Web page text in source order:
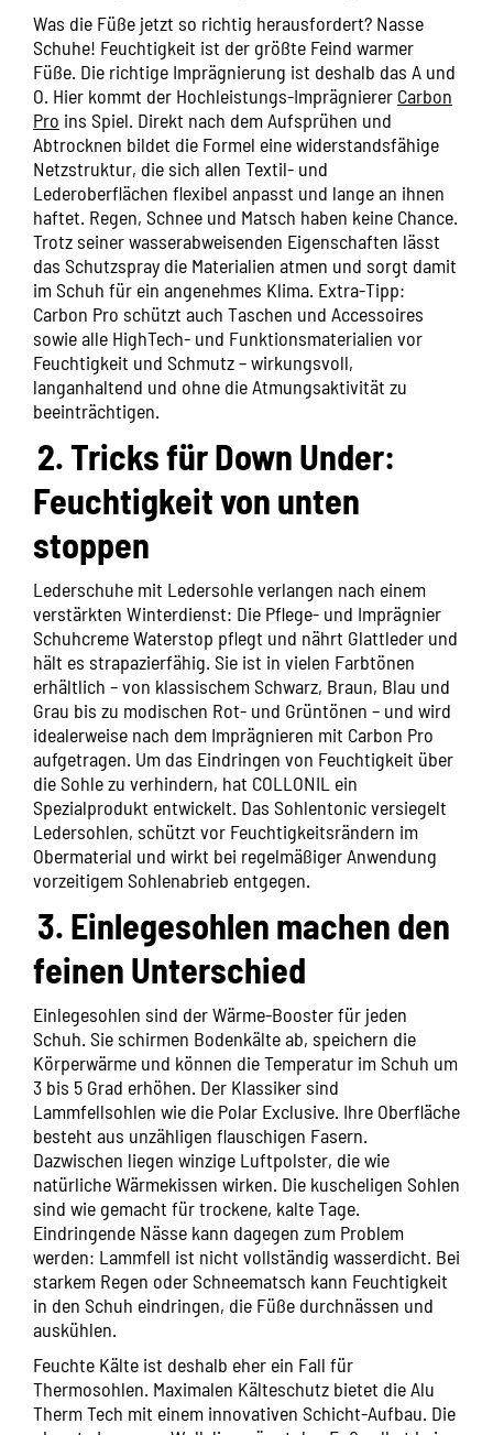
Was die Füße jetzt so richtig herausfordert? Nasse
Schuhe! Feuchtigkeit ist der größte Feind warmer
Füße. Die richtige Imprägnierung ist deshalb das A und
O. Hier kommt der Hochleistungs-Imprägnierer Carbon
Pro ins Spiel. Direkt nach dem Aufsprühen und
Abtrocknen bildet die Formel eine widerstandsfähige
Netzstruktur, die sich allen Textil- und
Lederoberflächen flexibel anpasst und lange an ihnen
haftet. Regen, Schnee und Matsch haben keine Chance.
Trotz seiner wasserabweisenden Eigenschaften lässt
das Schutzspray die Materialien atmen und sorgt damit
im Schuh für ein angenehmes Klima. Extra-Tipp:
Carbon Pro schützt auch Taschen und Accessoires
sowie alle HighTech- und Funktionsmaterialien vor
Feuchtigkeit und Schmutz – wirkungsvoll,
langanhaltend und ohne die Atmungsaktivität zu
beeinträchtigen.
2. Tricks für Down Under:
Feuchtigkeit von unten
stoppen
Lederschuhe mit Ledersohle verlangen nach einem
verstärkten Winterdienst: Die Pflege- und Imprägnier
SchuhcremeWaterstop pflegt und nährt Glattleder und
hält es strapazierfähig. Sie ist in vielen Farbtönen
erhältlich – von klassischem Schwarz, Braun, Blau und
Grau bis zu modischen Rot- und Grüntönen – und wird
idealerweise nach dem Imprägnieren mit Carbon Pro
aufgetragen. Um das Eindringen von Feuchtigkeit über
die Sohle zu verhindern, hat COLLONIL ein
Spezialprodukt entwickelt. Das Sohlentonicversiegelt
Ledersohlen, schützt vor Feuchtigkeitsrändern im
Obermaterial und wirkt bei regelmäßiger Anwendung
vorzeitigem Sohlenabrieb entgegen.
3. Einlegesohlen machen den
feinen Unterschied
Einlegesohlen sind der Wärme-Booster für jeden
Schuh. Sie schirmen Bodenkälte ab, speichern die
Körperwärme und können die Temperatur im Schuh um
3 bis 5 Grad erhöhen. Der Klassiker sind
Lammfellsohlen wie die Polar Exclusive. Ihre Oberfläche
besteht aus unzähligen flauschigen Fasern.
Dazwischen liegen winzige Luftpolster, die wie
natürliche Wärmekissen wirken. Die kuscheligen Sohlen
sind wie gemacht für trockene, kalte Tage.
Eindringende Nässe kann dagegen zum Problem
werden: Lammfell ist nicht vollständig wasserdicht. Bei
starkem Regen oder Schneematsch kann Feuchtigkeit
in den Schuh eindringen, die Füße durchnässen und
auskühlen.
Feuchte Kälte ist deshalb eher ein Fall für
Thermosohlen. Maximalen Kälteschutz bietet dieAlu
Therm Tech mit einem innovativen Schicht-Aufbau. Die